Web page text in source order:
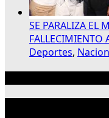
SE PARALIZA EL
FALLECIMIENTO
Deportes,